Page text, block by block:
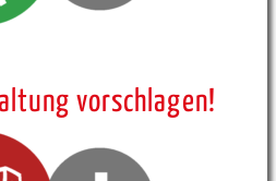
vorschlagen!